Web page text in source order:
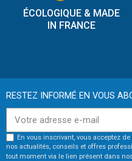
ÉCOLOGIQUE & MADE
IN FRANCE
RESTEZ INFORMÉ EN VOUS
En vous inscrivant, vous acceptez
nos actualités, conseils et offres
tout moment via le lien présent dans